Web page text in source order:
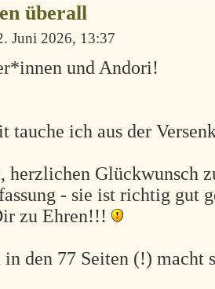
überall
Juni 2026, 13:37
und Andori!
tauche ich aus der
Glückwunsch
- sie ist richtig gut
zu Ehren!!!
in den 77 Seiten (!) macht